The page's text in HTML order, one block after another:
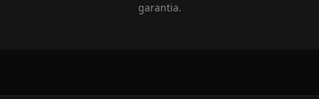
garantia.